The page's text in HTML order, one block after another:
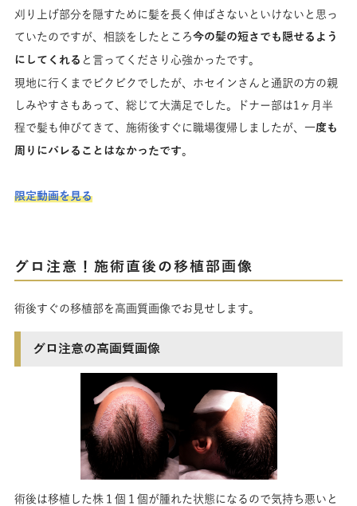
刈り上げ部分を隠すために髪を長く伸ばさないといけないと思っ
ていたのですが、相談をしたところ今の髪の短さでも隠せるよう
にしてくれる と言ってくださり心強かったです。
現地に行くまでビクビクでしたが、ホセインさんと通訳の方の親
しみやすさもあって、総じて大満足でした。ドナー部は1ヶ月半
程で髪も伸びてきて、施術後すぐに職場復帰しましたが、 一度も
周りにバレることはなかったです。
限定動画を見る
グロ注意！施術直後の移植部画像
術後すぐの移植部を高画質画像でお見せします。
グロ注意の高画質画像
術後は移植した株１個１個が腫れた状態になるので気持ち悪いと